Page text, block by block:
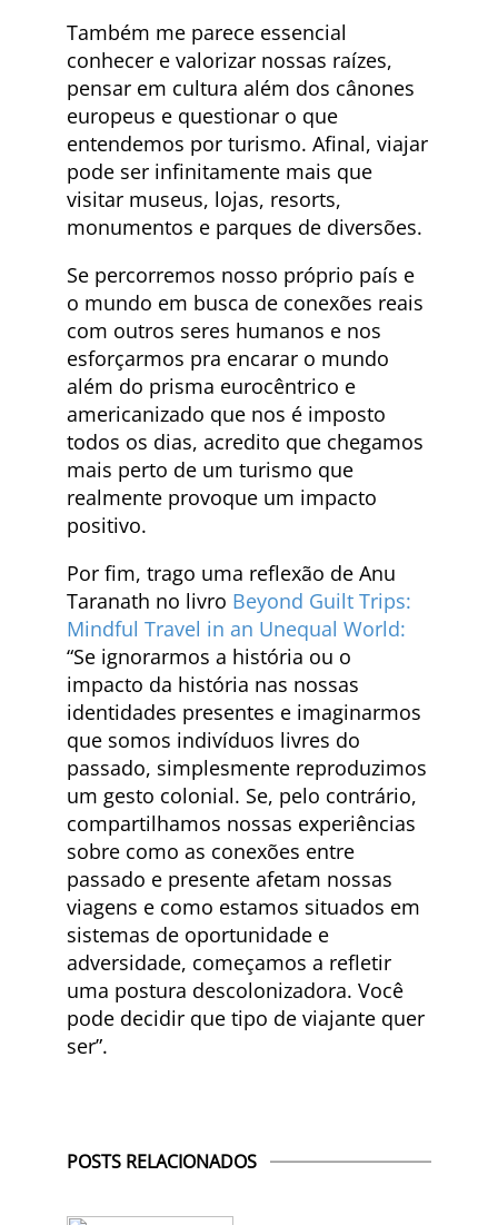
Também me parece essencial
conhecer e valorizar nossas raízes,
pensar em cultura além dos cânones
europeus e questionar o que
entendemos por turismo. Afinal, viajar
pode ser infinitamente mais que
visitar museus, lojas, resorts,
monumentos e parques de diversões.
Se percorremos nosso próprio país e
o mundo em busca de conexões reais
com outros seres humanos e nos
esforçarmos pra encarar o mundo
além do prisma eurocêntrico e
americanizado que nos é imposto
todos os dias, acredito que chegamos
mais perto de um turismo que
realmente provoque um impacto
positivo.
Por fim, trago uma reflexão de Anu
Taranath no livro Beyond Guilt Trips:
Mindful Travel in an Unequal World:
“Se ignorarmos a história ou o
impacto da história nas nossas
identidades presentes e imaginarmos
que somos indivíduos livres do
passado, simplesmente reproduzimos
um gesto colonial. Se, pelo contrário,
compartilhamos nossas experiências
sobre como as conexões entre
passado e presente afetam nossas
viagens e como estamos situados em
sistemas de oportunidade e
adversidade, começamos a refletir
uma postura descolonizadora. Você
pode decidir que tipo de viajante quer
ser”.
POSTS RELACIONADOS